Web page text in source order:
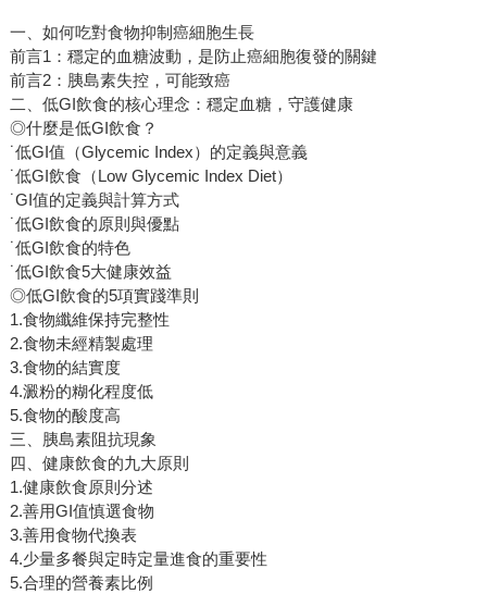
一、如何吃對食物抑制癌細胞生長
前言1：穩定的血糖波動，是防止癌細胞復發的關鍵
前言2：胰島素失控，可能致癌
二、低GI飲食的核心理念：穩定血糖，守護健康
◎什麼是低GI飲食？
˙低GI值（Glycemic Index）的定義與意義
˙低GI飲食（Low Glycemic Index Diet）
˙GI值的定義與計算方式
˙低GI飲食的原則與優點
˙低GI飲食的特色
˙低GI飲食5大健康效益
◎低GI飲食的5項實踐準則
1.食物纖維保持完整性
2.食物未經精製處理
3.食物的結實度
4.澱粉的糊化程度低
5.食物的酸度高
三、胰島素阻抗現象
四、健康飲食的九大原則
1.健康飲食原則分述
2.善用GI值慎選食物
3.善用食物代換表
4.少量多餐與定時定量進食的重要性
5.合理的營養素比例